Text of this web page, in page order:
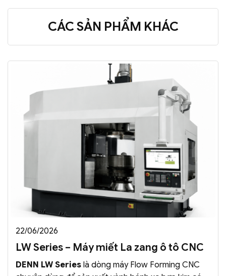
CÁC SẢN PHẨM KHÁC
22/06/2026
LW Series – Máy miết La zang ô tô CNC
DENN LW Series là dòng máy Flow Forming CNC